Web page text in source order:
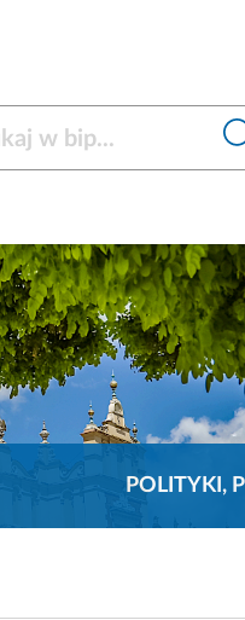
POLITYKI,